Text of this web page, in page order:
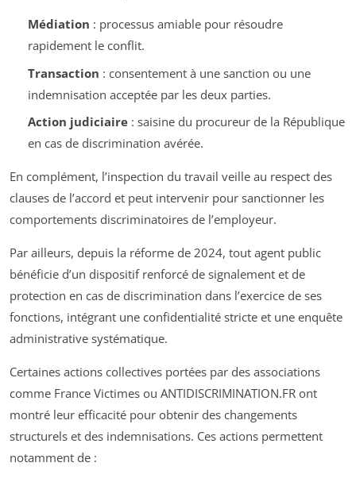
Médiation : processus amiable pour résoudre
rapidement le conflit.
Transaction : consentement à une sanction ou une
indemnisation acceptée par les deux parties.
Action judiciaire: saisine du procureur de la République
en cas de discrimination avérée.
En complément, l’inspection du travail veille au respect des
clauses de l’accord et peut intervenir pour sanctionner les
comportements discriminatoires de l’employeur.
Par ailleurs, depuis la réforme de 2024, tout agent public
bénéficie d’un dispositif renforcé de signalement et de
protection en cas de discrimination dans l’exercice de ses
fonctions, intégrant une confidentialité stricte et une enquête
administrative systématique.
Certaines actions collectives portées par des associations
comme France Victimes ou ANTIDISCRIMINATION.FR ont
montré leur efficacité pour obtenir des changements
structurels et des indemnisations. Ces actions permettent
notamment de :